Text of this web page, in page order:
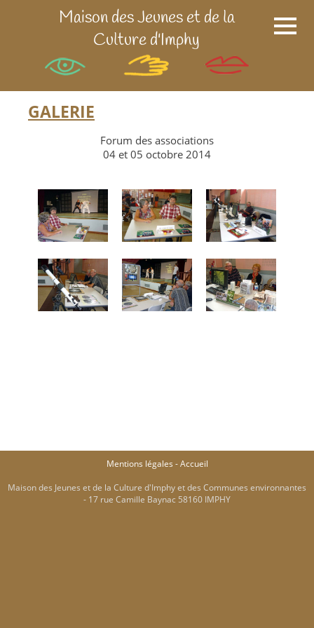
Maison des Jeunes et de la
Culture d'Imphy
GALERIE
Forum des associations
04 et 05 octobre 2014
Mentions légales -Accueil
Maison des Jeunes et de la Culture d'Imphy et des Communes environnantes
- 17 rue Camille Baynac 58160 IMPHY